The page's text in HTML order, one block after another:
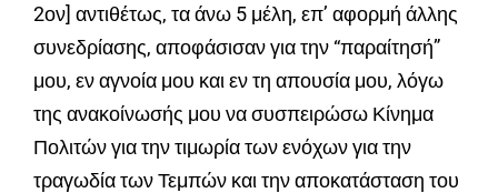
2ον] αντιθέτως, τα άνω 5 μέλη, επ’ αφορμή άλλης
συνεδρίασης, αποφάσισαν για την “παραίτησή”
μου, εν αγνοία μου και εν τη απουσία μου, λόγω
της ανακοίνωσής μου να συσπειρώσω Κίνημα
Πολιτών για την τιμωρία των ενόχων για την
τραγωδία των Τεμπών και την αποκατάσταση του